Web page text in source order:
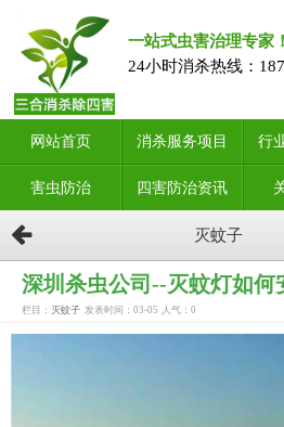
一站式虫害治理专家！
24小时消杀热线：
网站首页 消杀服务项目 行
害虫防治 四害防治资讯
灭蚊子
深圳杀虫公司--灭蚊灯如何
栏目： 灭蚊子 发表时间：03-05 人气： 0